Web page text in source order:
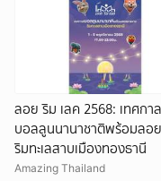
ลอย ริม เลค 2568: เทศกาล
บอลลูนนานาชาติพร้อมลอ
ริมทะเลสาบเมืองทองธานี
Amazing Thailand